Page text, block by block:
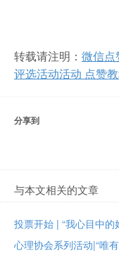
转载请注明： 微信点
评选活动活动 点赞
分享到
与本文相关的文章
心理协会系列活动|“唯